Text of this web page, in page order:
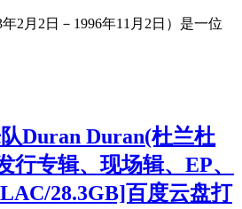
2月2日－1996年11月2日）是一位
Duran Duran(杜兰杜
行专辑、现场辑、EP、
28.3GB]百度云盘打